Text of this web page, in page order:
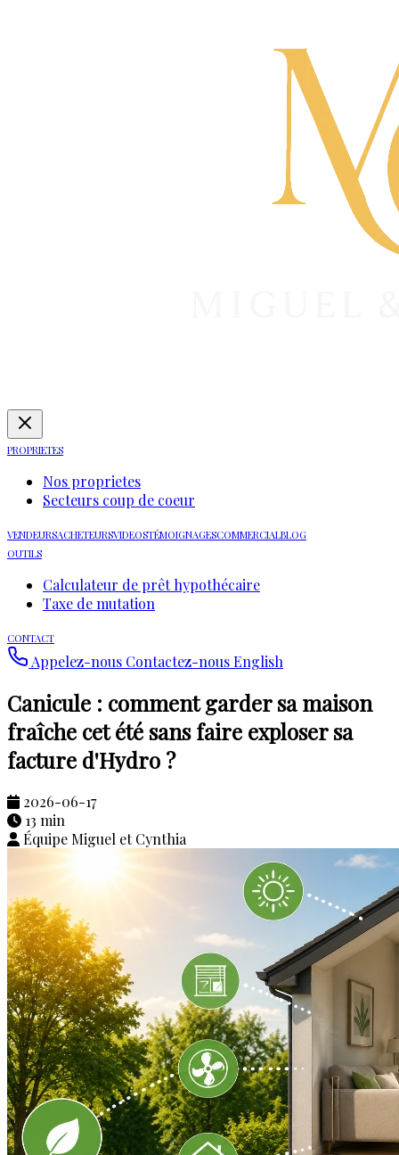
PROPRIETES
Nos proprietes
Secteurs coup de coeur
VENDEURSACHETEURSVIDEOSTÉMOIGNAGESCOMMERCIALBLOG
OUTILS
Calculateur de prêt hypothécaire
Taxe de mutation
CONTACT
Appelez-nous Contactez-nousEnglish
Canicule : comment garder sa maison
fraîche cet été sans faire exploser sa
facture d'Hydro ?
2026-06-17
13 min
Équipe Miguel et Cynthia